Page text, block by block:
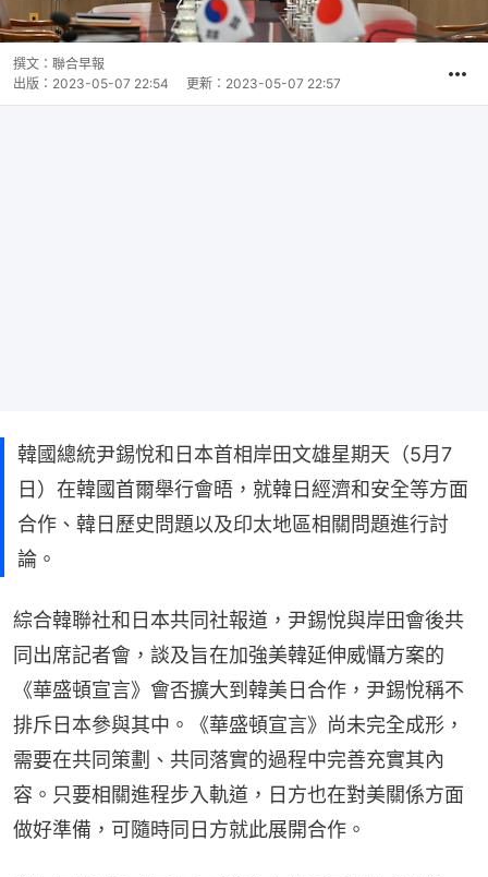
撰文： 聯合早報
出版： 2023-05-07 22:54 更新： 2023-05-07 22:57
韓國總統尹錫悅和日本首相岸田文雄星期天（5月7
日）在韓國首爾舉行會晤，就韓日經濟和安全等方面
合作、韓日歷史問題以及印太地區相關問題進行討
論。
綜合韓聯社和日本共同社報道，尹錫悅與岸田會後共
同出席記者會，談及旨在加強美韓延伸威懾方案的
《華盛頓宣言》會否擴大到韓美日合作，尹錫悅稱不
排斥日本參與其中。《華盛頓宣言》尚未完全成形，
需要在共同策劃、共同落實的過程中完善充實其內
容。只要相關進程步入軌道，日方也在對美關係方面
做好準備，可隨時同日方就此展開合作。